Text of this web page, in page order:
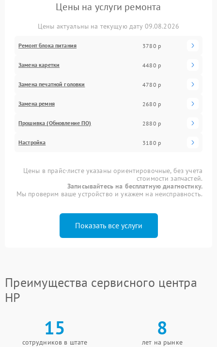
Цены на услуги ремонта
Цены актуальны на текущую дату 09.08.2026
Ремонт блока питания 3780 р
Замена каретки 4480 р
Замена печатной головки 4780 р
Замена ремня 2680 р
Прошивка (Обновление ПО) 2880 р
Настройка 3180 р
Цены в прайс-листе указаны ориентировочные, без учета
стоимости запчастей.
Записывайтесь на бесплатную диагностику.
Мы проверим ваше устройство и укажем на неисправность.
Показать все услуги
Преимущества сервисного центра
HP
15
сотрудников в штате
8
лет на рынке